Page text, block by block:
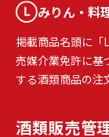
みりん・料
掲載商品名頭に「
売媒介業免許に基
する酒類商品の注
酒類販売管